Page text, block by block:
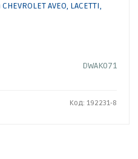
AVEO, LACETTI,
DWAK071
Код: 192231-8